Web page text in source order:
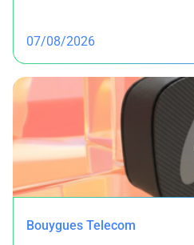
07/08/2026
Bouygues Telecom